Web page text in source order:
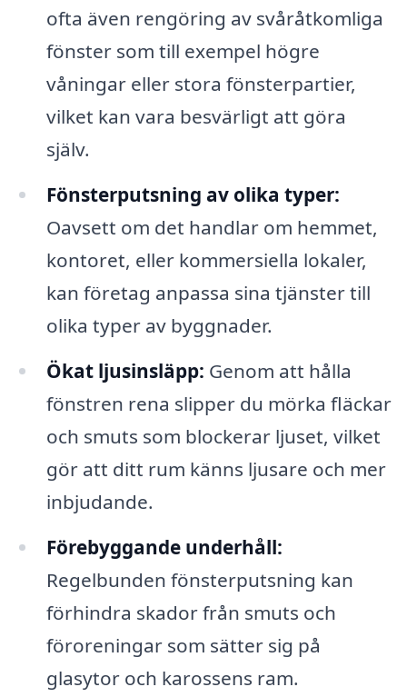
ofta även rengöring av svåråtkomliga
fönster som till exempel högre
våningar eller stora fönsterpartier,
vilket kan vara besvärligt att göra
själv.
Fönsterputsning av olika typer:
Oavsett om det handlar om hemmet,
kontoret, eller kommersiella lokaler,
kan företag anpassa sina tjänster till
olika typer av byggnader.
Ökat ljusinsläpp: Genom att hålla
fönstren rena slipper du mörka fläckar
och smuts som blockerar ljuset, vilket
gör att ditt rum känns ljusare och mer
inbjudande.
Förebyggande underhåll:
Regelbunden fönsterputsning kan
förhindra skador från smuts och
föroreningar som sätter sig på
glasytor och karossens ram.